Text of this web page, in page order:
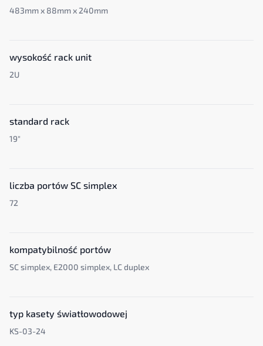
483mm x 88mm x 240mm
wysokość rack unit
2U
standard rack
19"
liczba portów SC simplex
72
kompatybilność portów
SC simplex, E2000 simplex, LC duplex
typ kasety światłowodowej
KS-03-24